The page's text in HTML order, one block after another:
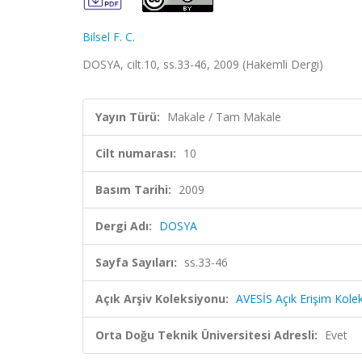
Bilsel F. C.
DOSYA, cilt.10, ss.33-46, 2009 (Hakemli Dergi)
Yayın Türü: Makale / Tam Makale
Cilt numarası: 10
Basım Tarihi: 2009
Dergi Adı: DOSYA
Sayfa Sayıları: ss.33-46
Açık Arşiv Koleksiyonu: AVESİS Açık Erişim
Orta Doğu Teknik Üniversitesi Adresli: Evet